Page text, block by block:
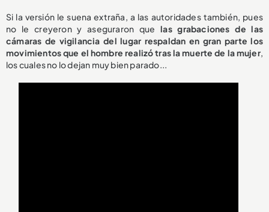
Si la versión le suena extraña, a las autoridades también, pues
no le creyeron y aseguraron quelas grabaciones de las
cámaras de vigilancia del lugar respaldan en gran parte los
movimientos que el hombre realizó tras la muerte de la mujer,
los cuales no lo dejan muy bien parado...